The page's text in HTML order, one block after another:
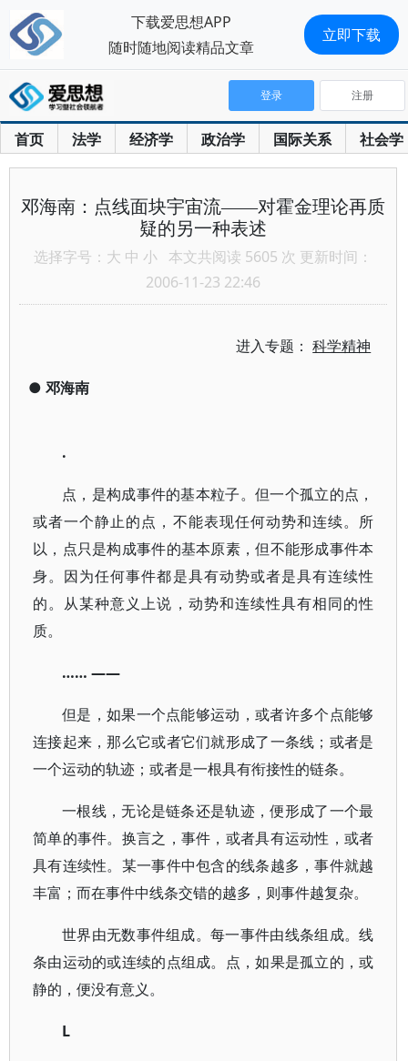
首页 法学 经济学 政治学 国际关系 社会学
登录 注册
邓海南：点线面块宇宙流——对霍金理论再质
疑的另一种表述
选择字号： 大 中 小 本文共阅读 5605 次 更新时间：
2006-11-23 22:46
进入专题：科学精神
● 邓海南
.
点，是构成事件的基本粒子。但一个孤立的点，
或者一个静止的点，不能表现任何动势和连续。所
以，点只是构成事件的基本原素，但不能形成事件本
身。因为任何事件都是具有动势或者是具有连续性
的。从某种意义上说，动势和连续性具有相同的性
质。
…… ——
但是，如果一个点能够运动，或者许多个点能够
连接起来，那么它或者它们就形成了一条线；或者是
一个运动的轨迹；或者是一根具有衔接性的链条。
一根线，无论是链条还是轨迹，便形成了一个最
简单的事件。换言之，事件，或者具有运动性，或者
具有连续性。某一事件中包含的线条越多，事件就越
丰富；而在事件中线条交错的越多，则事件越复杂。
世界由无数事件组成。每一事件由线条组成。线
条由运动的或连续的点组成。点，如果是孤立的，或
静的，便没有意义。
L
下载爱思想APP
随时随地阅读精品文章
立即下载